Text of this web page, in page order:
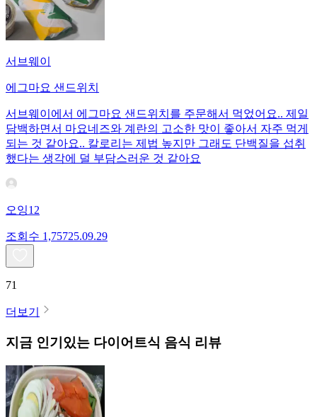
서브웨이
에그마요 샌드위치
서브웨이에서 에그마요 샌드위치를 주문해서 먹었어요.. 제일
담백하면서 마요네즈와 계란의 고소한 맛이 좋아서 자주 먹게
되는 것 같아요.. 칼로리는 제법 높지만 그래도 단백질을 섭취
했다는 생각에 덜 부담스러운 것 같아요
오잉12
조회수 1,75725.09.29
71
더보기
지금 인기있는 다이어트식 음식 리뷰